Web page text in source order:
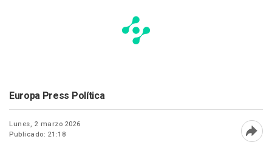
Europa Press Política
Lunes, 2 marzo 2026
Publicado: 21:18